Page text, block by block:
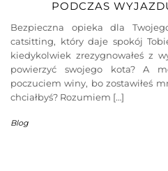
PODCZAS
Bezpieczna opieka dla
catsitting, który daje spokój
kiedykolwiek zrezygnowałeś z
powierzyć swojego kota? A
poczuciem winy, bo zostawiłeś
chciałbyś? Rozumiem […]
Blog